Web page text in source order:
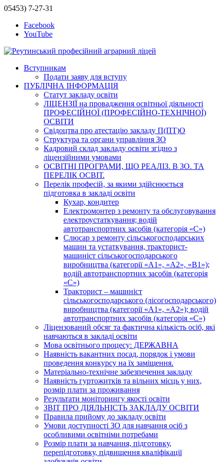
05453) 7-27-31
Facebook
YouTube
Вступникам
Подати заяву для вступу
ПУБЛІЧНА ІНФОРМАЦІЯ
Статут закладу освіти
ЛІЦЕНЗІЇ на провадження освітньої діяльності
ПРОФЕСІЙНОЇ (ПРОФЕСІЙНО-ТЕХНІЧНОЇ)
ОСВІТИ
Свідоцтва про атестацію закладу П(ПТ)О
Структура та органи управління ЗО
Кадровий склад закладу освіти згідно з
ліцензійними умовами
ОСВІТНІ ПРОГРАМИ, ЩО РЕАЛІЗ. В ЗО. ТА
ПЕРЕЛІК ОСВІТ.
Перелік професій, за якими здійснюється
підготовка в закладі освіти
Кухар, кондитер
Електромонтер з ремонту та обслуговування
електроустаткування; водій
автотранспортних засобів (категорія «С»)
Слюсар з ремонту сільськогосподарських
машин та устаткування, тракторист-
машиніст сільськогосподарського
виробництва (категорії «А1», «А2», «В1»);
водій автотранспортних засобів (категорія
«С»)
Тракторист – машиніст
сільськогосподарського (лісогосподарського)
виробництва (категорії «А1», «А2»); водій
автотранспортних засобів (категорія «С»)
Ліцензований обсяг та фактична кількість осіб, які
навчаються в закладі освіти
Мова освітнього процесу: ДЕРЖАВНА
Наявність вакантних посад, порядок і умови
проведення конкурсу на їх заміщення.
Матеріально-технічне забезпечення закладу
Наявність гуртожитків та вільних місць у них,
розмір плати за проживання
Результати моніторингу якості освіти
ЗВІТ ПРО ДІЯЛЬНІСТЬ ЗАКЛАДУ ОСВІТИ
Правила прийому до закладу освіти
Умови доступності ЗО для навчання осіб з
особливими освітніми потребами
Розмір плати за навчання, підготовку,
перепідготовку, підвищення кваліфікації